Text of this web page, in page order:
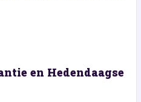
en Hedendaagse